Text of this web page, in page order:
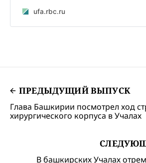
ufa.rbc.ru
ПРЕДЫДУЩИЙ ВЫПУСК
Глава Башкирии посмотрел ход
хирургического корпуса в Учалах
В башкирских Учалах